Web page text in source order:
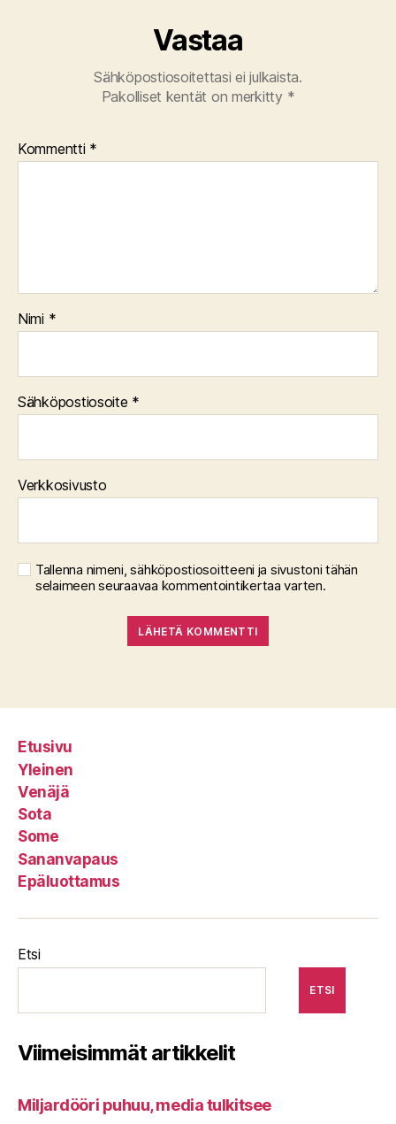
Vastaa
Sähköpostiosoitettasi ei julkaista.
Pakolliset kentät on merkitty *
Kommentti *
Nimi *
Sähköpostiosoite *
Verkkosivusto
Tallenna nimeni, sähköpostiosoitteeni ja sivustoni tähän
selaimeen seuraavaa kommentointikertaa varten.
Etusivu
Yleinen
Venäjä
Sota
Some
Sananvapaus
Epäluottamus
Etsi
ETSI
Viimeisimmät artikkelit
Miljardööri puhuu, media tulkitsee